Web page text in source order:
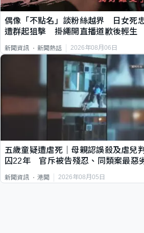
偶像「不點名」談粉絲越界 日女死
遭群起狙擊 掛繩開直播道歉後輕生
新聞資訊 新聞熱話 2026年08月06日
五歲童疑遭虐死｜母親認誤殺及虐兒
囚22年 官斥被告殘忍、同類案最惡
新聞資訊 港聞 2026年08月05日